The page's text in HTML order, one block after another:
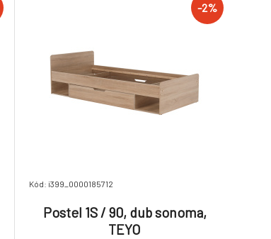
-2%
Kód: i399_0000185712
Postel 1S / 90, dub sonoma,
TEYO